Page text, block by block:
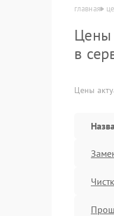
главная
Цены
в
Цены